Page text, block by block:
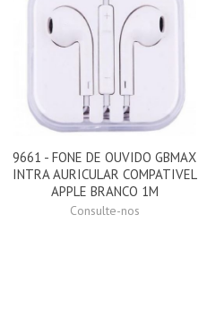
9661 - FONE DE OUVIDO GBMAX
INTRA AURICULAR COMPATIVEL
APPLE BRANCO 1M
Consulte-nos